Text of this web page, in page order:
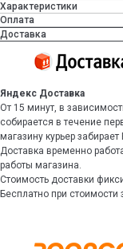
Характеристики
Оплата
Доставка
Яндекс Доставка
От 15 минут, в
собирается в течение
магазину курьер
Доставка временно
работы магазина.
Стоимость доставки
Бесплатно при стоимости